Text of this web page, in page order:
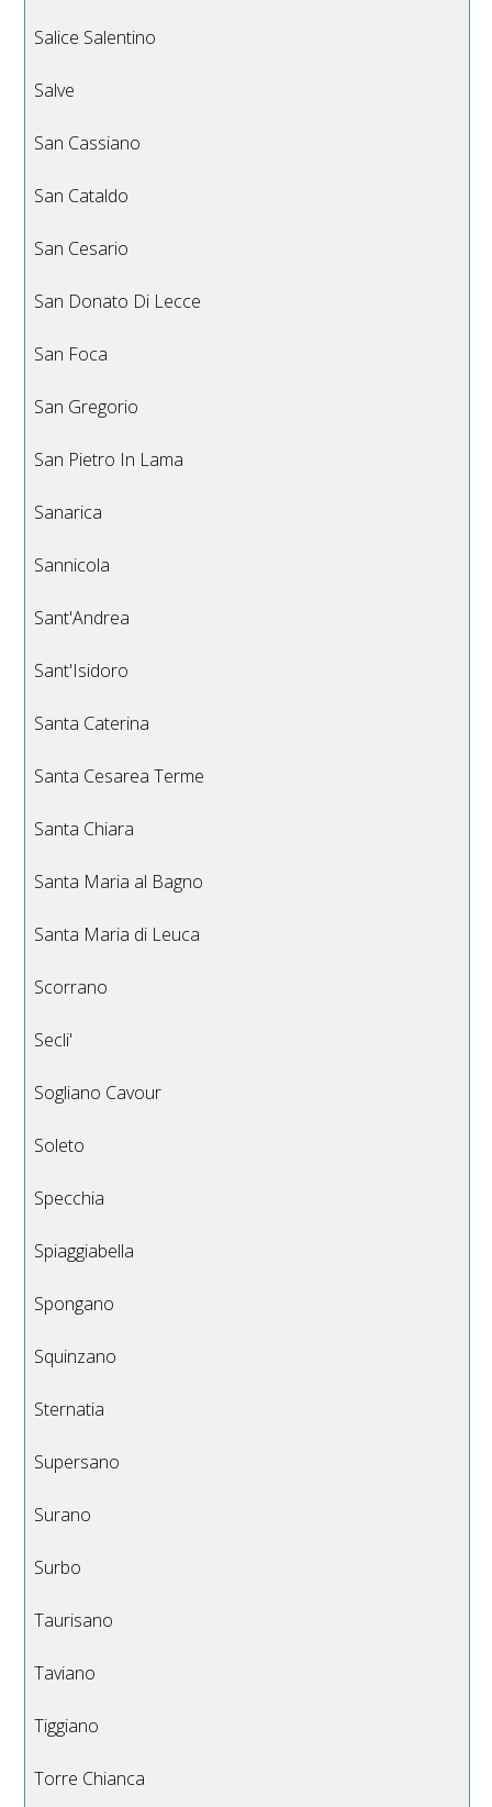
Salice Salentino
Salve
San Cassiano
San Cataldo
San Cesario
San Donato Di Lecce
San Foca
San Gregorio
San Pietro In Lama
Sanarica
Sannicola
Sant'Andrea
Sant'Isidoro
Santa Caterina
Santa Cesarea Terme
Santa Chiara
Santa Maria al Bagno
Santa Maria di Leuca
Scorrano
Secli'
Sogliano Cavour
Soleto
Specchia
Spiaggiabella
Spongano
Squinzano
Sternatia
Supersano
Surano
Surbo
Taurisano
Taviano
Tiggiano
Torre Chianca